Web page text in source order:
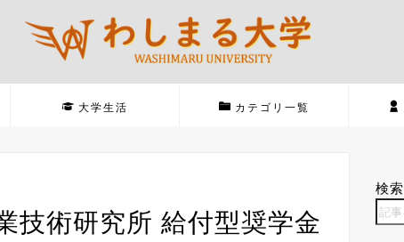
大学生活 カテゴリ一覧
技術研究所 給付型奨学金
検索